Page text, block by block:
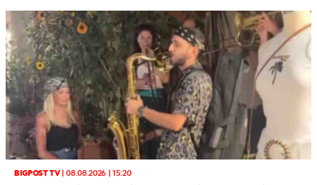
BIGPOST TV|08.08.2026 | 15:20